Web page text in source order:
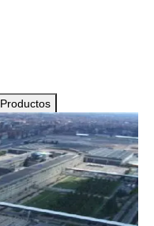
Productos